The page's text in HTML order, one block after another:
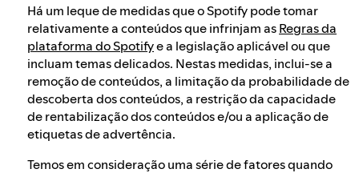
A nossa abordagem ao extremismo violento
Compreender as recomendações
Há um leque de medidas que o Spotify pode tomar
relativamente a conteúdos que infrinjam asRegras da
plataforma do Spotifye a legislação aplicável ou que
incluam temas delicados. Nestas medidas, inclui-se a
remoção de conteúdos, a limitação da probabilidade de
descoberta dos conteúdos, a restrição da capacidade
de rentabilização dos conteúdos e/ou a aplicação de
etiquetas de advertência.
Temos em consideração uma série de fatores quando